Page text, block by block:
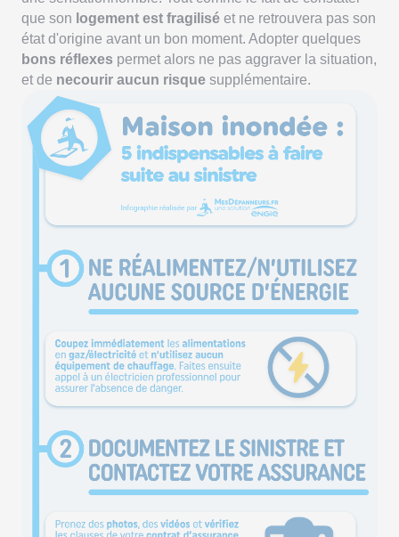
que son logement est fragilisé et ne retrouvera pas son
état d'origine avant un bon moment. Adopter quelques
bons réflexes permet alors ne pas aggraver la situation,
et de necourir aucun risque supplémentaire.